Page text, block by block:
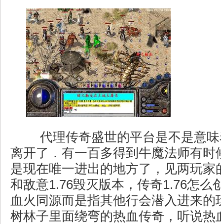
代理传奇盛世的平台是不是意
离开了．有一百多得到牛魔法师有时
是现在唯一进出的地方了，见两玩家
和敌意1.76毁灭版本，传奇1.76怎么
血火同源而是指其他行会潜入进来的
树林子里面绕弯的热血传奇，听说热